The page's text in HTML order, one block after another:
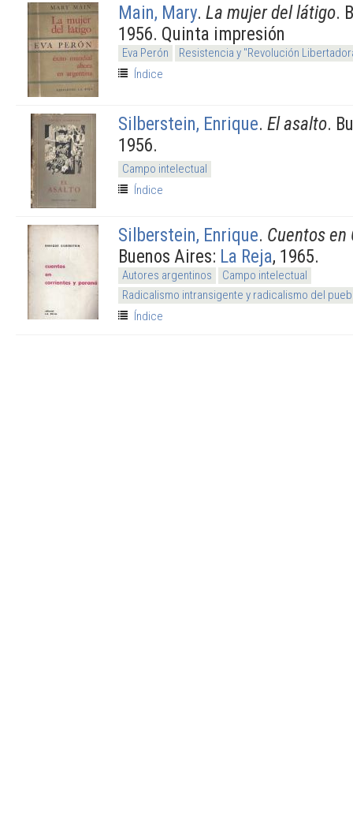
Main, Mary. La mujer del látigo.
1956. Quinta impresión
Eva Perón
Resistencia y "Revolución
Índice
Silberstein, Enrique. El asalto.
1956.
Campo intelectual
Índice
Silberstein, Enrique. Cuentos en
Buenos Aires: La Reja, 1965.
Autores argentinos
Campo intelectual
Radicalismo intransigente y radicalismo del
Índice